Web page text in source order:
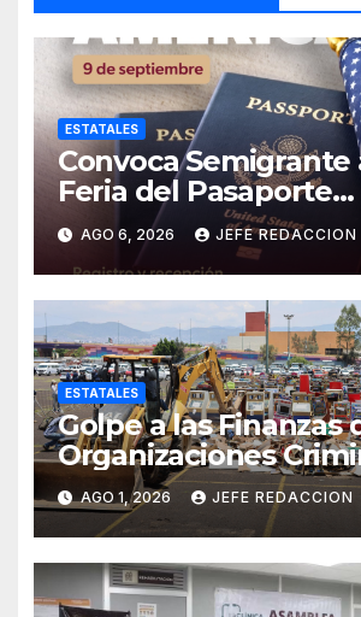
ESTATALES
Convoca Semigrante
Feria del Pasaporte
Estadounidense 2026
AGO 6, 2026 JEFE REDACCION
ESTATALES
Golpe a las Finanzas
Organizaciones
Operativos
Interinstitucionales
AGO 1, 2026 JEFE REDACCION